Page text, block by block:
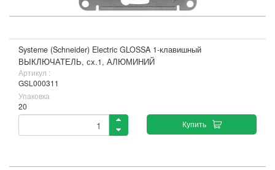
Systeme (Schneider) Electric GLOSSA 1-клавишный
ВЫКЛЮЧАТЕЛЬ, сх.1, АЛЮМИНИЙ
Артикул :
GSL000311
Упаковка
20
Купить